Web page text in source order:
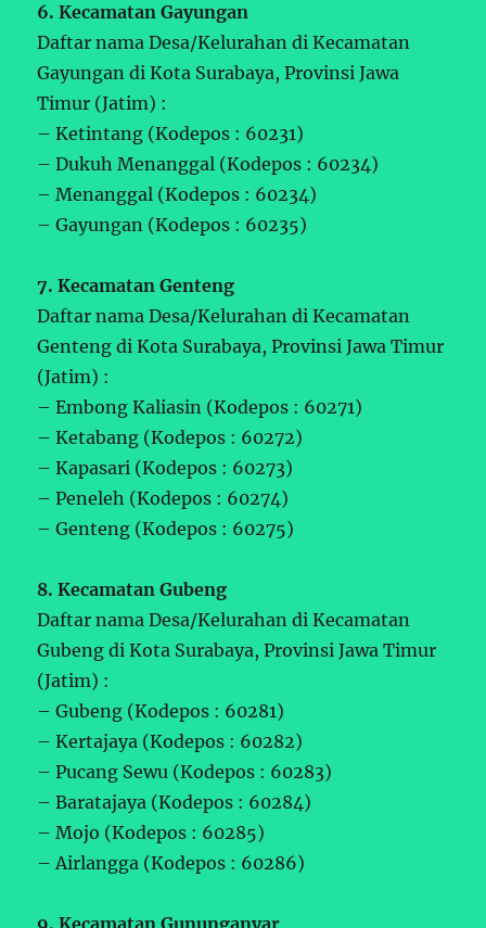
6. Kecamatan Gayungan
Daftar nama Desa/Kelurahan di Kecamatan
Gayungan di Kota Surabaya, Provinsi Jawa
Timur (Jatim) :
– Ketintang (Kodepos : 60231)
– Dukuh Menanggal (Kodepos : 60234)
– Menanggal (Kodepos : 60234)
– Gayungan (Kodepos : 60235)
7. Kecamatan Genteng
Daftar nama Desa/Kelurahan di Kecamatan
Genteng di Kota Surabaya, Provinsi Jawa Timur
(Jatim) :
– Embong Kaliasin (Kodepos : 60271)
– Ketabang (Kodepos : 60272)
– Kapasari (Kodepos : 60273)
– Peneleh (Kodepos : 60274)
– Genteng (Kodepos : 60275)
8. Kecamatan Gubeng
Daftar nama Desa/Kelurahan di Kecamatan
Gubeng di Kota Surabaya, Provinsi Jawa Timur
(Jatim) :
– Gubeng (Kodepos : 60281)
– Kertajaya (Kodepos : 60282)
– Pucang Sewu (Kodepos : 60283)
– Baratajaya (Kodepos : 60284)
– Mojo (Kodepos : 60285)
– Airlangga (Kodepos : 60286)